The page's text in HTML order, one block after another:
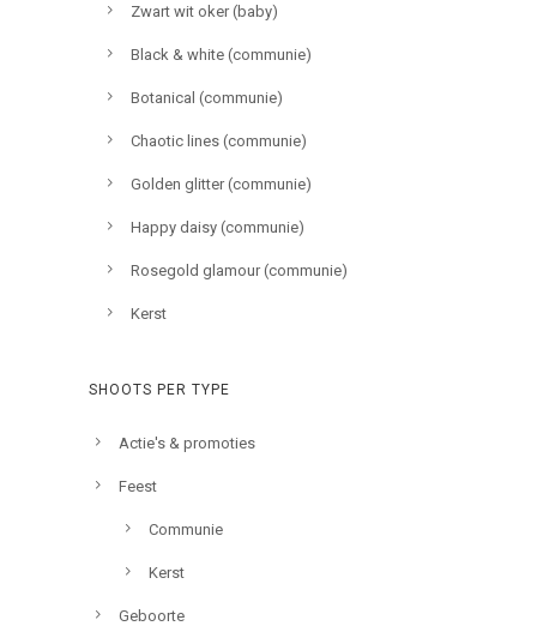
Zwart wit oker (baby)
Black & white (communie)
Botanical (communie)
Chaotic lines (communie)
Golden glitter (communie)
Happy daisy (communie)
Rosegold glamour (communie)
Kerst
SHOOTS PER TYPE
Actie's & promoties
Feest
Communie
Kerst
Geboorte